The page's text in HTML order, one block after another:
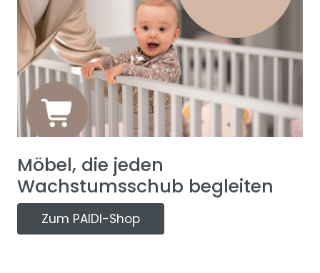
Möbel, die jeden
Wachstumsschub begleiten
Zum PAIDI-Shop